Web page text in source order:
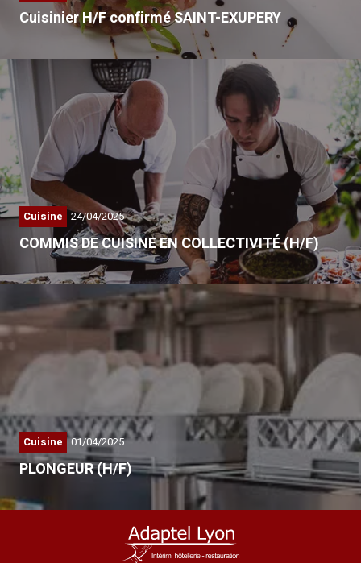
Cuisinier H/F confirmé SAINT-EXUPERY
La particularité d’Adaptel est…
Cuisine 24/04/2025
COMMIS DE CUISINE EN COLLECTIVITÉ (H/F)
Nous recherchons des…
Cuisine 01/04/2025
PLONGEUR (H/F)
La particularité d’Adaptel est…